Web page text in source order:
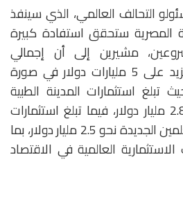
التحالف العالمي، الذي سينفذ
المصرية ستحقق استفادة كبيرة
مشيرين إلى أن إجمالي
استثمارات المشروعين تزيد على 5 مليارات دولار في صورة
تبلغ استثمارات المدينة الطبية
بالعاصمة الجديدة نحو 2.8 مليار دولار، فيما تبلغ استثمارات
المدينة الطبية بمدينة العلمين الجديدة نحو 2.5 مليار دولار، بما
العالمية في الاقتصاد